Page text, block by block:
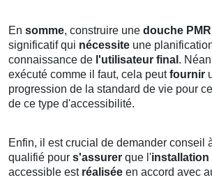
En somme, construire une douche PMR
significatif qui nécessite une
connaissance de l'utilisateur final .
exécuté comme il faut, cela peutfournir
progression de la standard de vie pour
de ce type d'accessibilité.
Enfin, il est crucial de demander conseil
qualifié pour s'assurer que l'installation
accessible est réalisée en accord avec